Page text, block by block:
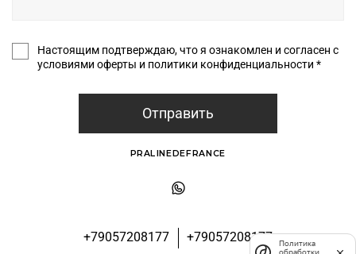
Настоящим подтверждаю, что я ознакомлен и согласен с
условиями оферты и политики конфиденциальности *
Отправить
+79057208177 +79057208177
PRALINEDEFRANCE
Политика
обработки